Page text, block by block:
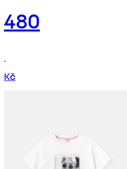
480
Kč